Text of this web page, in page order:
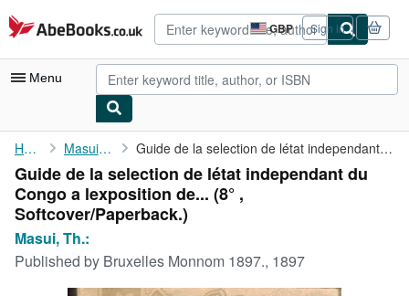
Skip to main content
AbeBooks.co.uk GBP
Site
shopping
preferences
Sign in
Menu
My Account
My Purchases
Advanced Search
Browse Collections
Home Masui, Th.: Guide de la selection de létat independant du Congo a ...
Guide de la selection de létat independant du
Congo a lexposition de... (8° ,
Softcover/Paperback.)
Masui, Th.:
Published by Bruxelles Monnom 1897., 1897